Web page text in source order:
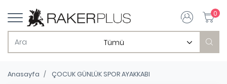
0
Anasayfa ÇOCUK GÜNLÜK SPOR AYAKKABI